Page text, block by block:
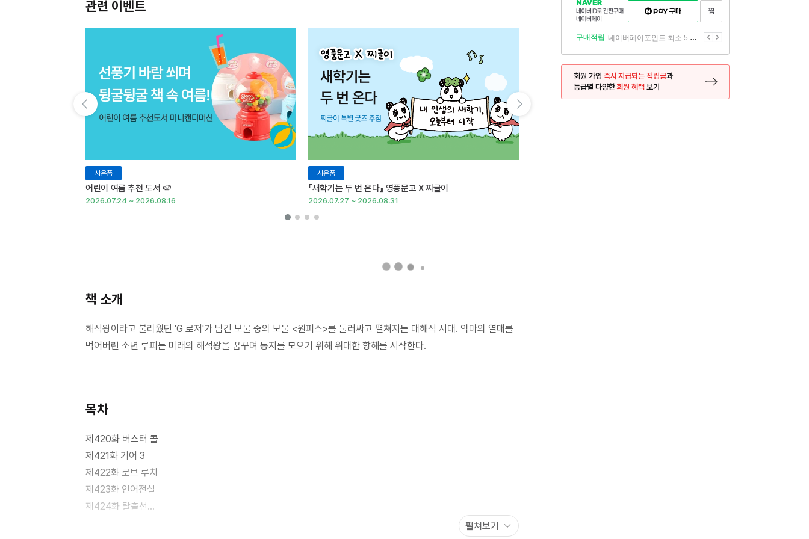
관련 이벤트
사은품
어린이 여름 추천 도서 🍉
2026.07.24 ~ 2026.08.16
사은품
『새학기는 두 번 온다』 영풍문고 X 찌글이
2026.07.27 ~ 2026.08.31
책 소개
해적왕이라고 불리웠던 'G 로저'가 남긴 보물 중의 보물 <원피스>를 둘러싸고 펼쳐지는 대해적 시대. 악마의 열매를
먹어버린 소년 루피는 미래의 해적왕을 꿈꾸며 동지를 모으기 위해 위대한 항해를 시작한다.
목차
제420화 버스터 콜
제421화 기어 3
제422화 로브 루치
제423화 인어전설
제424화 탈출선
펼쳐보기
NAVER
네이버
ID로
간편구매
네이버페이
구매하기
이전
구매적립 네이버페이포인트 최소 5.5% 적립 다음
회원 가입 즉시 지급되는 적립금과
등급별 다양한회원 혜택 보기